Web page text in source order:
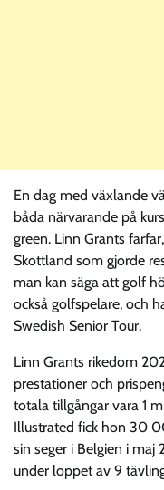
En dag med växlande
båda närvarande på
green. Linn Grants
Skottland som gjorde
man kan säga att golf
också golfspelare, och
Swedish Senior Tour.
Linn Grants rikedom
prestationer och
totala tillgångar vara 1
Illustrated fick hon 30
sin seger i Belgien i maj
under loppet av 9